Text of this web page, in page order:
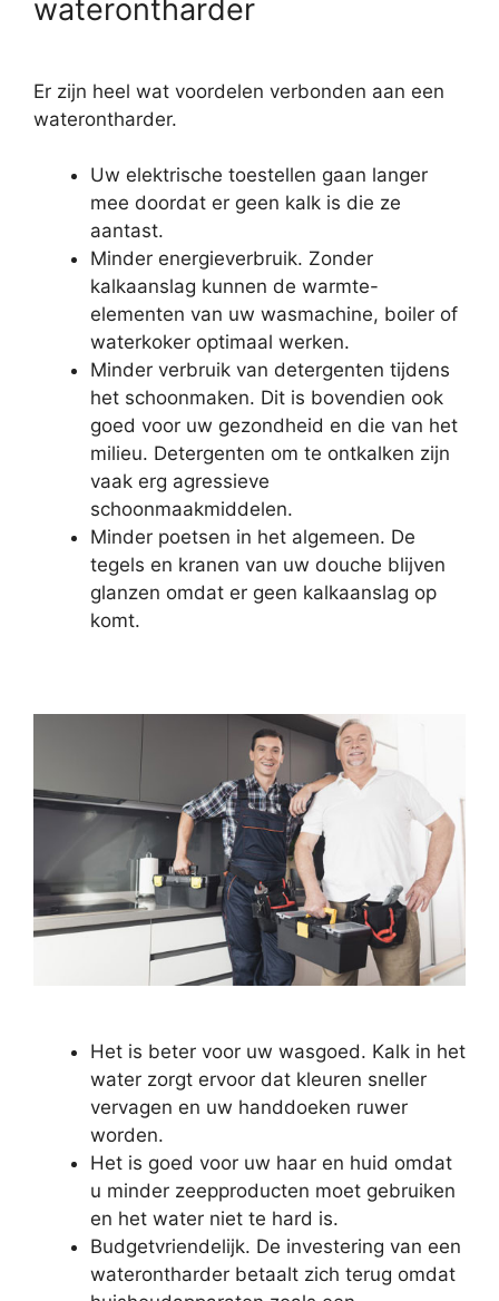
waterontharder
Er zijn heel wat voordelen verbonden aan een
waterontharder.
Uw elektrische toestellen gaan langer
mee doordat er geen kalk is die ze
aantast.
Minder energieverbruik. Zonder
kalkaanslag kunnen de warmte-
elementen van uw wasmachine, boiler of
waterkoker optimaal werken.
Minder verbruik van detergenten tijdens
het schoonmaken. Dit is bovendien ook
goed voor uw gezondheid en die van het
milieu. Detergenten om te ontkalken zijn
vaak erg agressieve
schoonmaakmiddelen.
Minder poetsen in het algemeen. De
tegels en kranen van uw douche blijven
glanzen omdat er geen kalkaanslag op
komt.
Het is beter voor uw wasgoed. Kalk in het
water zorgt ervoor dat kleuren sneller
vervagen en uw handdoeken ruwer
worden.
Het is goed voor uw haar en huid omdat
u minder zeepproducten moet gebruiken
en het water niet te hard is.
Budgetvriendelijk. De investering van een
waterontharder betaalt zich terug omdat